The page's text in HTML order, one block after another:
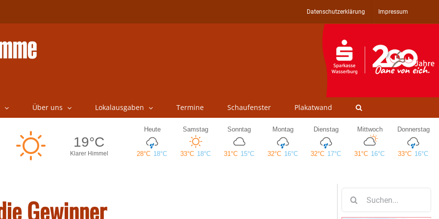
Datenschutzerklärung Impressum
Über uns Lokalausgaben Termine Schaufenster Plakatwand
Gewinner
nach: